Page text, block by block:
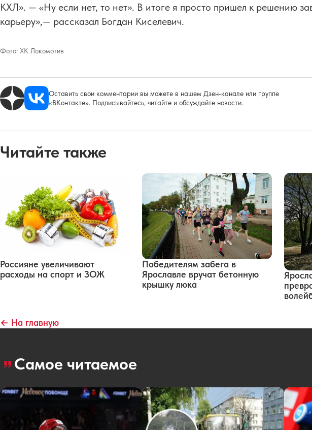
КХЛ». — «Ну если нет, то нет». В итоге я просто пришел к решению
карьеру»,— рассказал Богдан Киселевич.
Фото: ХК Локомотив
Оставить свои комментарии вы можете в нашем Дзен-канале или группе
«ВКонтакте». Подписывайтесь, читайте и обсуждайте новости.
Читайте также
Россияне увеличивают
расходы на спорт и ЗОЖ
Победителям забега в
Ярославле вручат бетонную
крышку люка
← На главную
Самое читаемое